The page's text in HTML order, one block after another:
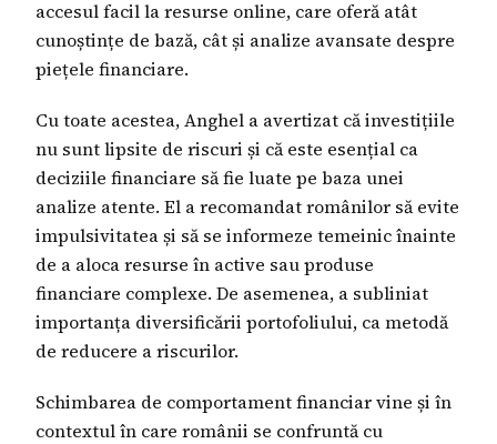
accesul facil la resurse online, care oferă atât
cunoștințe de bază, cât și analize avansate despre
piețele financiare.
Cu toate acestea, Anghel a avertizat că investițiile
nu sunt lipsite de riscuri și că este esențial ca
deciziile financiare să fie luate pe baza unei
analize atente. El a recomandat românilor să evite
impulsivitatea și să se informeze temeinic înainte
de a aloca resurse în active sau produse
financiare complexe. De asemenea, a subliniat
importanța diversificării portofoliului, ca metodă
de reducere a riscurilor.
Schimbarea de comportament financiar vine și în
contextul în care românii se confruntă cu